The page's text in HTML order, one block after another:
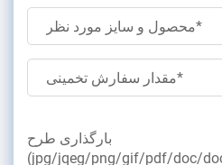
بارگذاری طرح
(jpg/jqeg/png/gif/pdf/doc/